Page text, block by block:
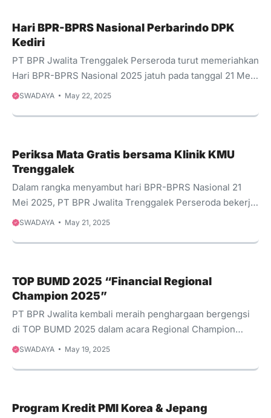
Hari BPR-BPRS Nasional Perbarindo DPK
Kediri
PT BPR Jwalita Trenggalek Perseroda turut memeriahkan
Hari BPR-BPRS Nasional 2025 jatuh pada tanggal 21 Mei
2025 yang berlokasi di Kota Blitar. Perbarindo DPK Kediri
hari jadi ini. Pada penutupan acara tak lupa juga berbagai
SWADAYA May 22, 2025
Periksa Mata Gratis bersama Klinik KMU
Trenggalek
Dalam rangka menyambut hari BPR-BPRS Nasional 21
Mei 2025, PT BPR Jwalita Trenggalek Perseroda bekerja
sama dengan Klinik Mata KMU Trenggalek mengadakan
masyarakat Trenggalek pada umumnya. Selain untuk
dekat) bisa juga memeriksa katarak pada penderita.
Beberapa orang mendapatkan kacamata gratis bagi
penderita ringan yang membutuhkan pertolongan.
SWADAYA May 21, 2025
TOP BUMD 2025 “Financial Regional
Champion 2025”
PT BPR Jwalita kembali meraih penghargaan bergengsi
di TOP BUMD 2025 dalam acara Regional Champion
Forum. Pada kesempatan ini PT BPR Jwalita
Performance During 2023-2024 di Shangri-La Hotel
SWADAYA May 19, 2025
Program Kredit PMI Korea & Jepang